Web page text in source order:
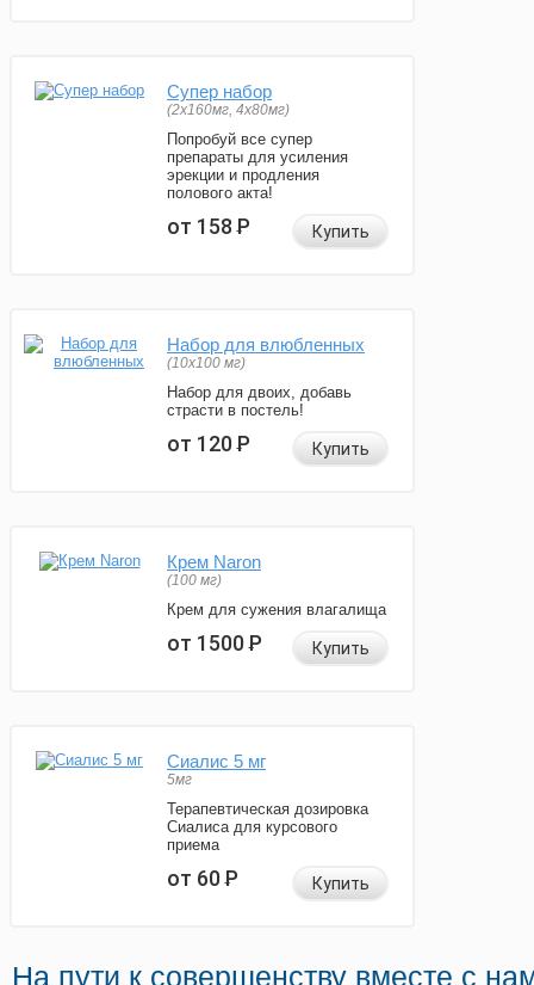
Супер набор
(2х160мг, 4х80мг)
Попробуй все супер
препараты для усиления
эрекции и продления
полового акта!
от 158Р Купить
Набор для влюбленных
(10х100 мг)
Набор для двоих, добавь
страсти в постель!
от 120Р Купить
Крем Naron
(100 мг)
Крем для сужения влагалища
от 1500Р Купить
Сиалис 5 мг
5мг
Терапевтическая дозировка
Сиалиса для курсового
приема
от 60Р Купить
На пути к совершенству вместе с